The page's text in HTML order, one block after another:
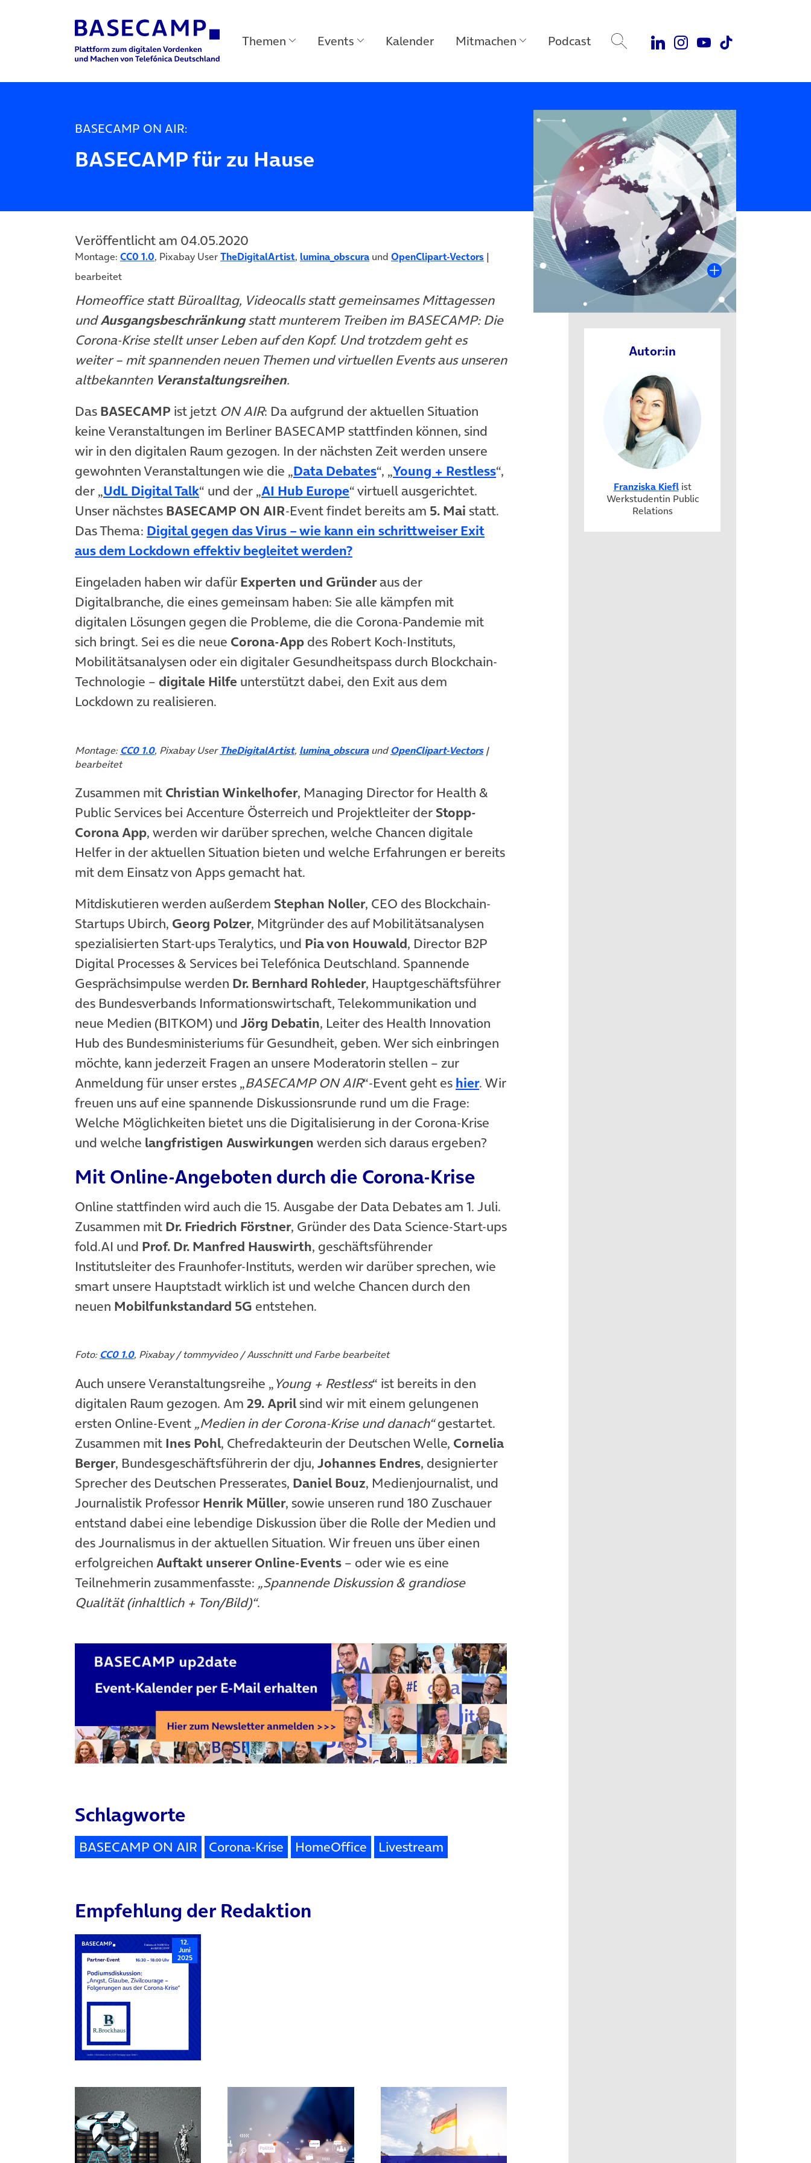
Main Navigation Themen Events Kalender Mitmachen Podcast
BASECAMP ON AIR:
BASECAMP für zu Hause
Veröffentlicht am 04.05.2020
Montage: CC0 1.0, Pixabay UserTheDigitalArtist, lumina_obscura und OpenClipart-Vectors |
bearbeitet
Homeoffice statt Büroalltag, Videocalls statt gemeinsames Mittagessen
undAusgangsbeschränkungstatt munterem Treiben im BASECAMP: Die
Corona-Krise stellt unser Leben auf den Kopf. Und trotzdem geht es
weiter – mit spannenden neuen Themen und virtuellen Events aus unseren
altbekannten Veranstaltungsreihen.
Das BASECAMP ist jetzt ON AIR: Da aufgrund der aktuellen Situation
keine Veranstaltungen im Berliner BASECAMP stattfinden können, sind
wir in den digitalen Raum gezogen. In der nächsten Zeit werden unsere
gewohnten Veranstaltungen wie die „Data Debates“, „Young + Restless“,
der „UdL Digital Talk“ und der „AI Hub Europe“ virtuell ausgerichtet.
Unser nächstes BASECAMP ON AIR-Event findet bereits am 5. Mai statt.
Das Thema: Digital gegen das Virus – wie kann ein schrittweiser Exit
aus dem Lockdown effektiv begleitet werden?(öffnet in neuem Tab)
Eingeladen haben wir dafür Experten und Gründeraus der
Digitalbranche, die eines gemeinsam haben: Sie alle kämpfen mit
digitalen Lösungen gegen die Probleme, die die Corona-Pandemie mit
sich bringt. Sei es die neue Corona-App des Robert Koch-Instituts,
Mobilitätsanalysen oder ein digitaler Gesundheitspass durch Blockchain-
Technologie – digitale Hilfe unterstützt dabei, den Exit aus dem
Lockdown zu realisieren.
Montage: CC0 1.0, Pixabay User TheDigitalArtist, lumina_obscuraundOpenClipart-Vectors|
bearbeitet
Zusammen mit Christian Winkelhofer, Managing Director for Health &
Public Services bei Accenture Österreich und Projektleiter der Stopp-
Corona App, werden wir darüber sprechen, welche Chancen digitale
Helfer in der aktuellen Situation bieten und welche Erfahrungen er bereits
mit dem Einsatz von Apps gemacht hat.
Mitdiskutieren werden außerdem Stephan Noller, CEO des Blockchain-
Startups Ubirch, Georg Polzer, Mitgründer des auf Mobilitätsanalysen
spezialisierten Start-ups Teralytics, und Pia von Houwald, Director B2P
Digital Processes & Services bei Telefónica Deutschland. Spannende
Gesprächsimpulse werden Dr. Bernhard Rohleder, Hauptgeschäftsführer
des Bundesverbands Informationswirtschaft, Telekommunikation und
neue Medien (BITKOM) und Jörg Debatin, Leiter des Health Innovation
Hub des Bundesministeriums für Gesundheit, geben. Wer sich einbringen
möchte, kann jederzeit Fragen an unsere Moderatorin stellen – zur
Anmeldung für unser erstes „BASECAMP ON AIR“-Event geht es hier. Wir
freuen uns auf eine spannende Diskussionsrunde rund um die Frage:
Welche Möglichkeiten bietet uns die Digitalisierung in der Corona-Krise
und welche langfristigen Auswirkungen werden sich daraus ergeben?
Mit Online-Angeboten durch die Corona-Krise
Online stattfinden wird auch die 15. Ausgabe der Data Debates am 1. Juli.
Zusammen mit Dr. Friedrich Förstner, Gründer des Data Science-Start-ups
fold.AI und Prof. Dr. Manfred Hauswirth, geschäftsführender
Institutsleiter des Fraunhofer-Instituts, werden wir darüber sprechen, wie
smart unsere Hauptstadt wirklich ist und welche Chancen durch den
neuen Mobilfunkstandard 5G entstehen.
Foto: CC0 1.0, Pixabay / tommyvideo / Ausschnitt und Farbe bearbeitet
Auch unsere Veranstaltungsreihe „Young + Restless“ ist bereits in den
digitalen Raum gezogen. Am 29. Aprilsind wir mit einem gelungenen
ersten Online-Event „Medien in der Corona-Krise und danach“gestartet.
Zusammen mit Ines Pohl, Chefredakteurin der Deutschen Welle, Cornelia
Berger, Bundesgeschäftsführerin der dju, Johannes Endres, designierter
Sprecher des Deutschen Presserates, Daniel Bouz, Medienjournalist, und
Journalistik Professor Henrik Müller, sowie unseren rund 180 Zuschauer
entstand dabei eine lebendige Diskussion über die Rolle der Medien und
des Journalismus in der aktuellen Situation. Wir freuen uns über einen
erfolgreichen Auftakt unserer Online-Events – oder wie es eine
Teilnehmerin zusammenfasste: „Spannende Diskussion & grandiose
Qualität (inhaltlich + Ton/Bild)“.
Schlagworte
BASECAMP ON AIR Corona-Krise HomeOffice Livestream
Empfehlung der Redaktion
12.
Juni
2025
Autor:in
Franziska Kieflist
Werkstudentin Public
Relations